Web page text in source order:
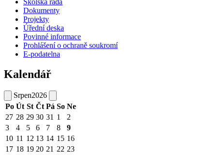
Dokumenty
Projekty
Úřední deska
Povinné informace
Prohlášení o ochraně soukromí
E-podatelna
Kalendář
Srpen2026
Po Út St Čt Pá So Ne
27 28 29 30 31 1
2
3
4 5 6 7 8
9
10 11 12 13 14 15 16
17 18 19 20 21 22 23